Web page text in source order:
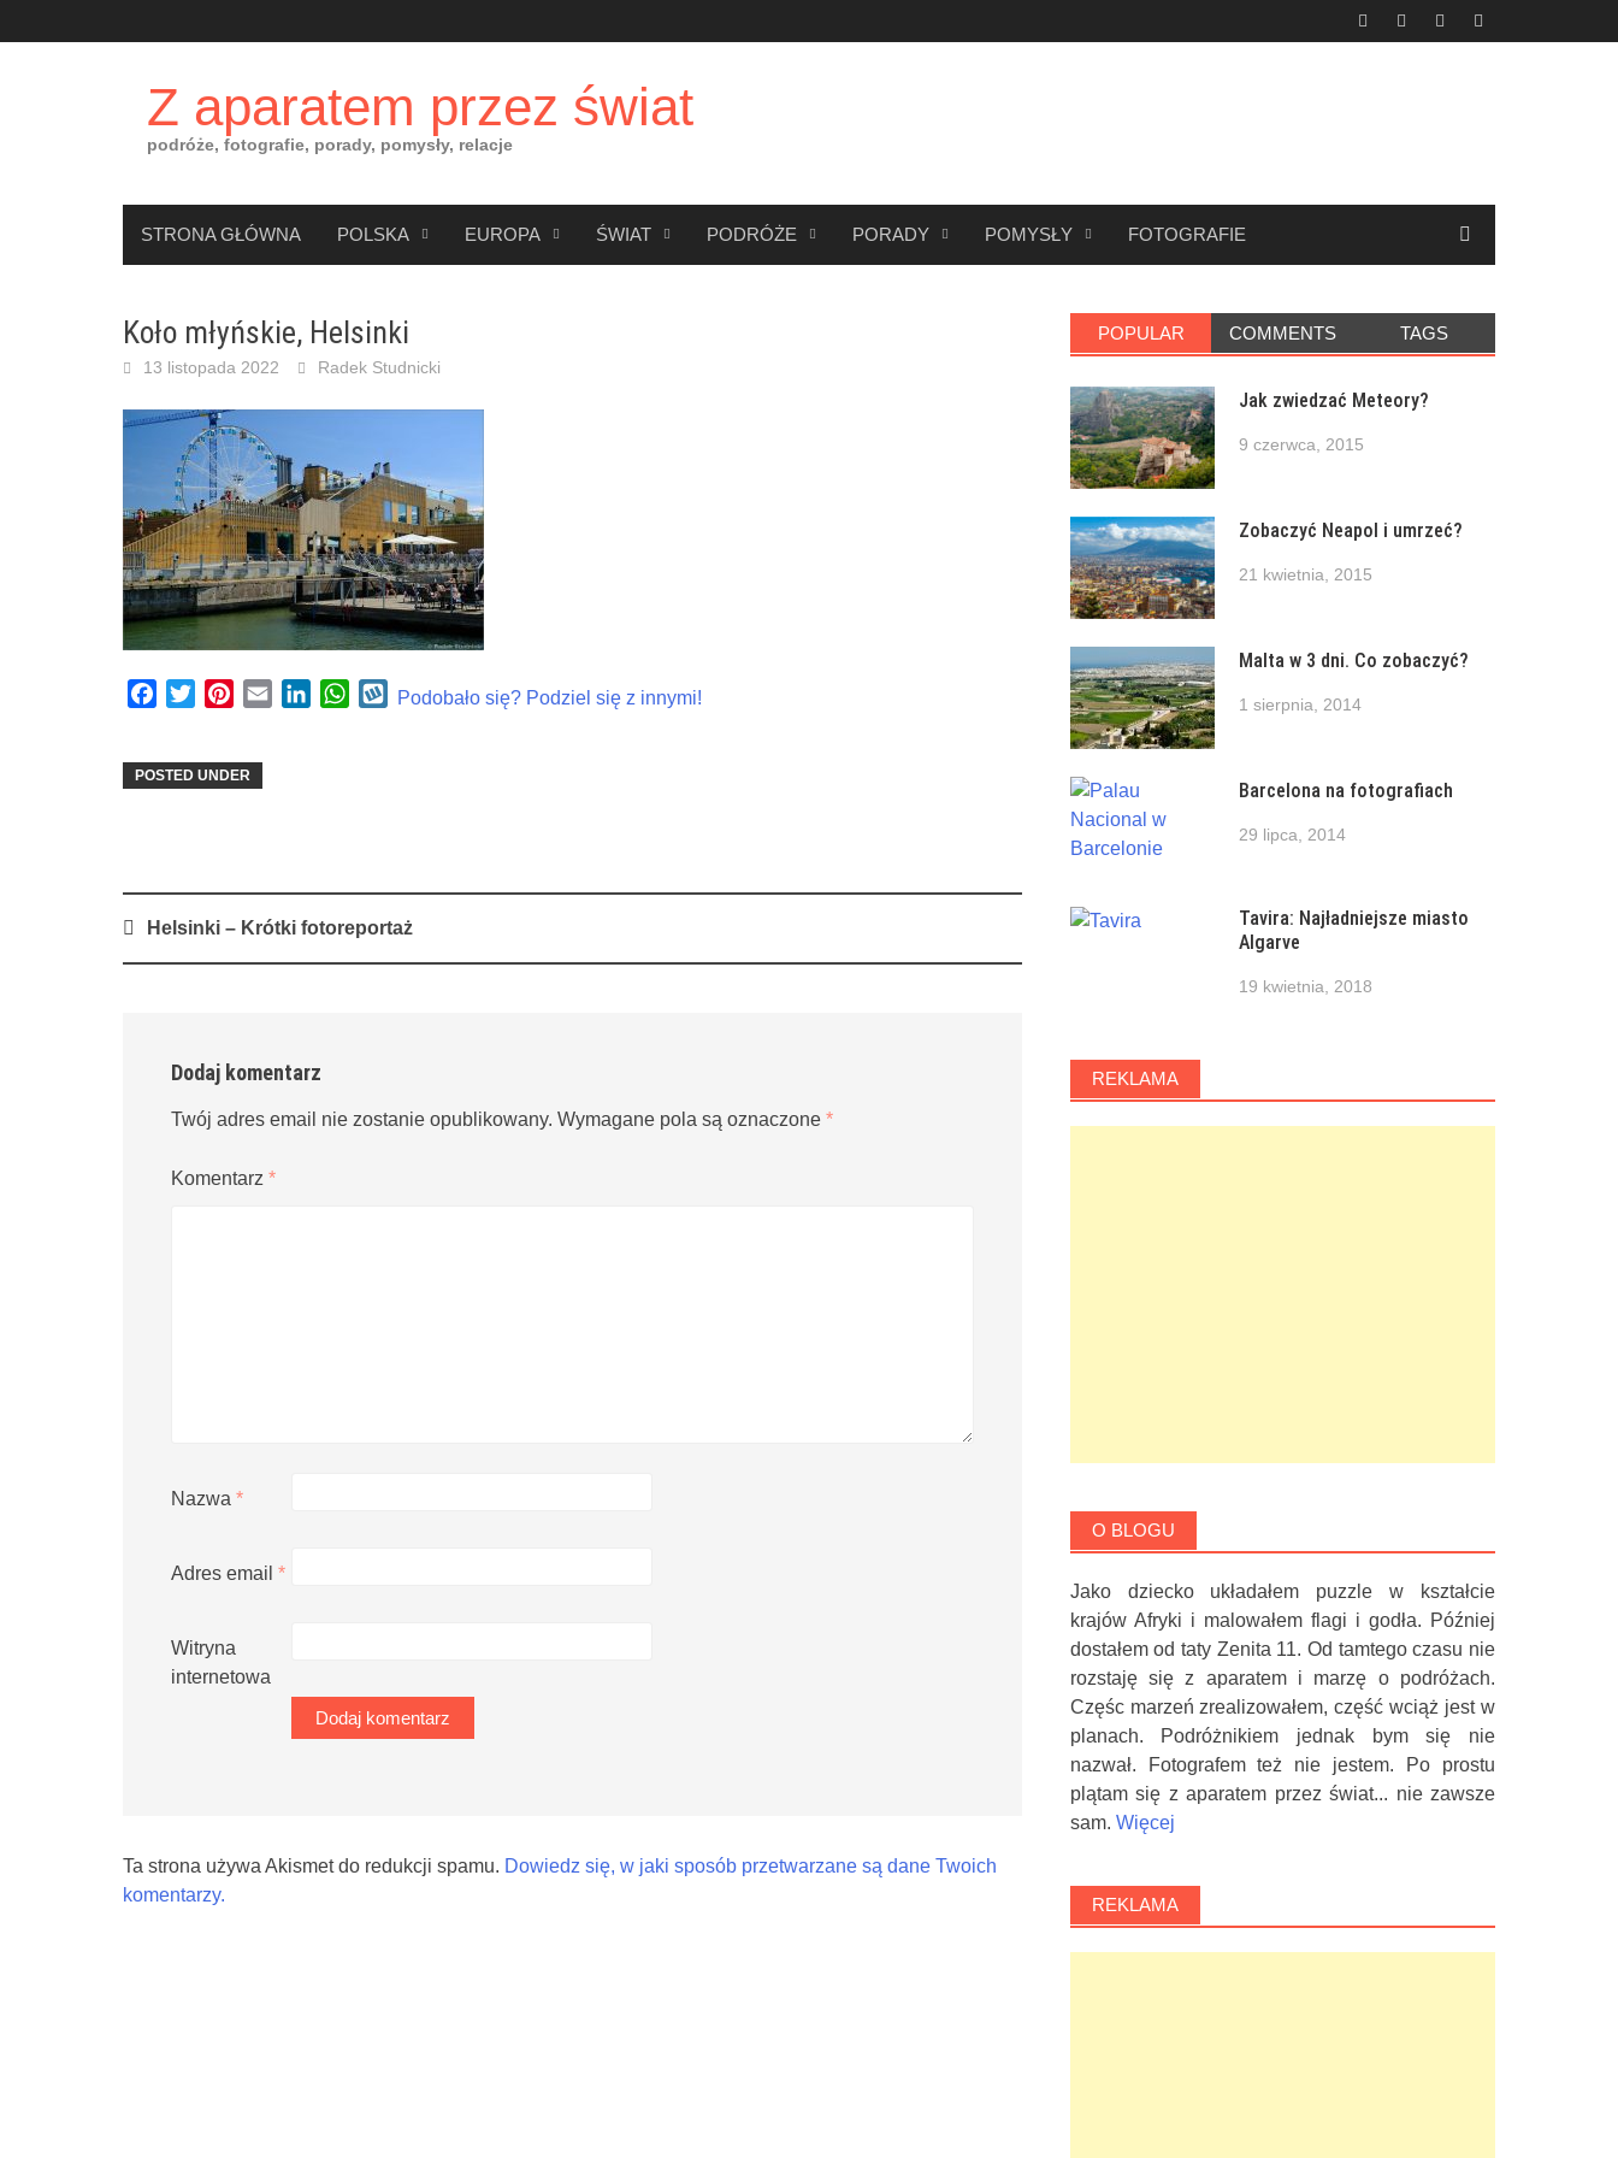
to
Z aparatem przez świat
podróże, fotografie, porady, pomysły, relacje
STRONA GŁÓWNA POLSKA EUROPA ŚWIAT PODRÓŻE PORADY POMYSŁY FOTOGRAFIE
Koło młyńskie, Helsinki
13 listopada 2022 Radek Studnicki
Facebook
TwitterPinterest
Email LinkedInWhatsApp
Wykop
Podobało się? Podziel się z innymi!
POSTED UNDER
PostHelsinki – Krótki fotoreportaż
Dodaj komentarz
Twój adres email nie zostanie opublikowany. Wymagane pola są oznaczone *
Komentarz *
Nazwa *
Adres email *
Witryna
internetowa
Ta strona używa Akismet do redukcji spamu. Dowiedz się, w jaki sposób przetwarzane są dane Twoich
komentarzy.
POPULAR COMMENTS TAGS
Jak zwiedzać Meteory?
9 czerwca, 2015
Zobaczyć Neapol i umrzeć?
21 kwietnia, 2015
Malta w 3 dni. Co zobaczyć?
1 sierpnia, 2014
Barcelona na fotografiach
29 lipca, 2014
Tavira: Najładniejsze miasto
Algarve
19 kwietnia, 2018
REKLAMA
O BLOGU
Jako dziecko układałem puzzle w kształcie
krajów Afryki i malowałem flagi i godła. Później
dostałem od taty Zenita 11. Od tamtego czasu nie
rozstaję się z aparatem i marzę o podróżach.
Częśc marzeń zrealizowałem, część wciąż jest w
planach. Podróżnikiem jednak bym się nie
nazwał. Fotografem też nie jestem. Po prostu
plątam się z aparatem przez świat... nie zawsze
sam. Więcej
REKLAMA